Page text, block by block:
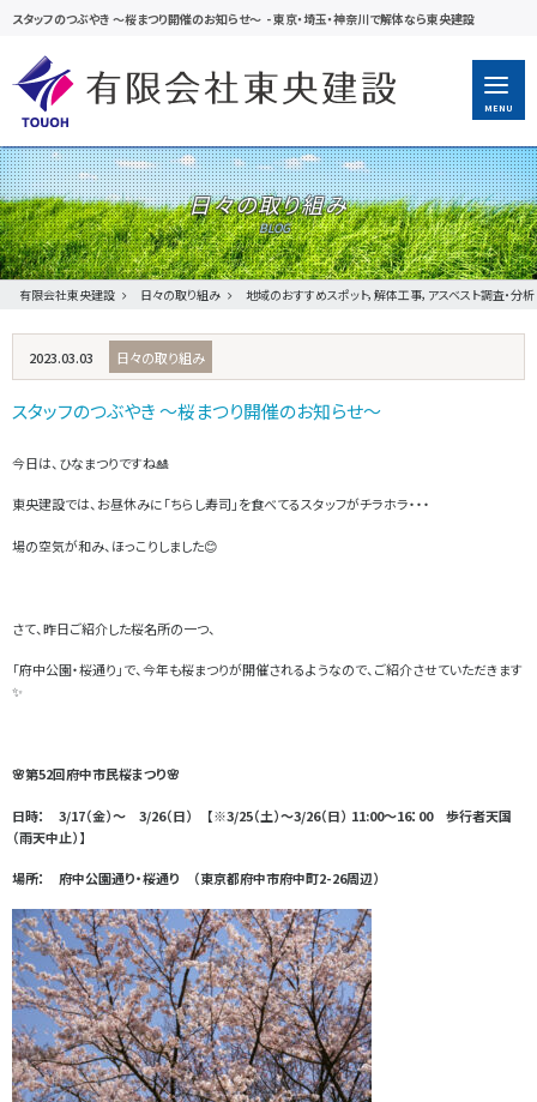
スタッフのつぶやき ～桜まつり開催のお知らせ～ -東京・埼玉・神奈川で解体なら東央建設
MENU
日々の取り組み
有限会社東央建設 日々の取り組み 地域のおすすめスポット，解体工事，アスベスト調査・分析
2023.03.03 日々の取り組み
スタッフのつぶやき ～桜まつり開催のお知らせ～
今日は、ひなまつりですね🎎
東央建設では、お昼休みに「ちらし寿司」を食べてるスタッフがチラホラ・・・
場の空気が和み、ほっこりしました😊
さて、昨日ご紹介した桜名所の一つ、
「府中公園・桜通り」で、今年も桜まつりが開催されるようなので、ご紹介させていただきます
✨
🌸第52回府中市民桜まつり🌸
日時： 3/17（金）～ 3/26（日） 【※3/25（土）～3/26（日） 11:00～16：00 歩行者天国
（雨天中止）】
場所： 府中公園通り・桜通り （東京都府中市府中町2-26周辺）